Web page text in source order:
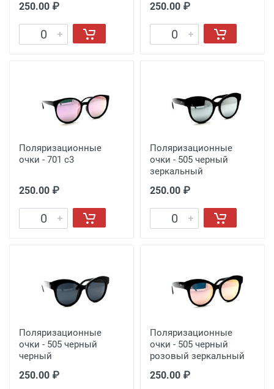
250.00 ₽ 250.00 ₽
Поляризационные
очки - 701 с3
250.00 ₽
Поляризационные
очки - 505 черный
зеркальный
250.00 ₽
Поляризационные
очки - 505 черный
черный
250.00 ₽
Поляризационные
очки - 505 черный
розовый зеркальный
250.00 ₽